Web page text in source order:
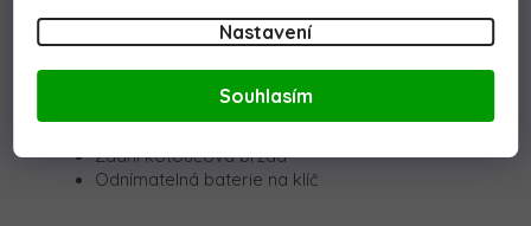
Nastavení
Souhlasím
Sedadlo z eko kůže
Nafukovací kola
Hliníkové ráfkové kolo
Voděodolné kabely
Zadní kotoučová brzda
Odnímatelná baterie na klíč